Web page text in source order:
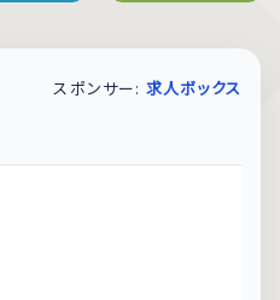
スポンサー: 求人ボックス